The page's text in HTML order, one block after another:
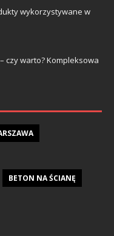
wykorzystywane w
czy warto? Kompleksowa
BETON NA ŚCIANĘ